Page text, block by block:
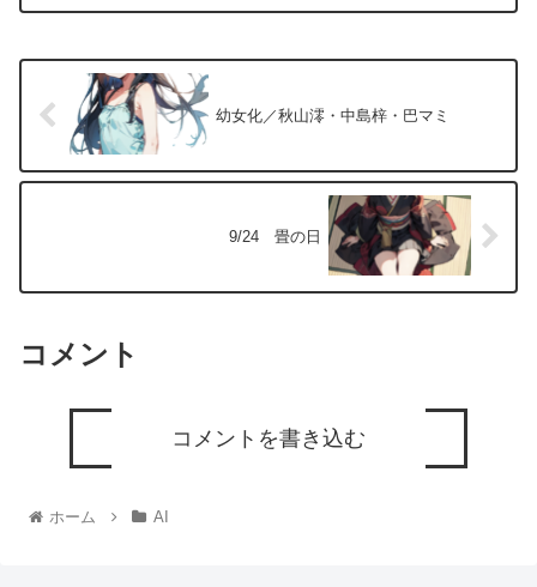
幼女化／秋山澪・中島梓・巴マミ
9/24 畳の日
コメント
コメントを書き込む
ホーム AI